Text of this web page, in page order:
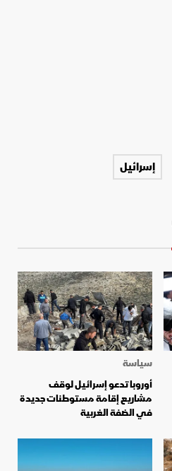
إسرائيل
سياسة
أوروبا تدعو إسرائيل لوقف
مشاريع إقامة مستوطنات جديدة
في الضفة الغربية